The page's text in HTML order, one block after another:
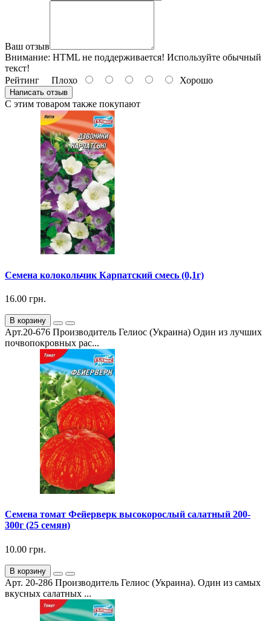
Ваш отзыв
Внимание: HTML не поддерживается! Используйте обычный
текст!
Рейтинг Плохо Хорошо
Написать отзыв
С этим товаром также покупают
Семена колокольчик Карпатский смесь (0,1г)
16.00 грн.
В корзину
Арт.20-676 Производитель Гелиос (Украина) Один из лучших
почвопокровных рас...
Семена томат Фейерверк высокорослый салатный 200-
300г (25 семян)
10.00 грн.
В корзину
Арт. 20-286 Производитель Гелиос (Украина). Один из самых
вкусных салатных ...